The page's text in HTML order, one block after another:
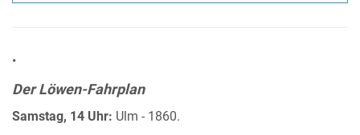
•
Der Löwen-Fahrplan
Samstag, 14 Uhr: Ulm - 1860.